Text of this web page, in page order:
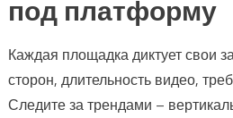
под платформу
Каждая площадка диктует свои
сторон, длительность видео,
Следите за трендами –